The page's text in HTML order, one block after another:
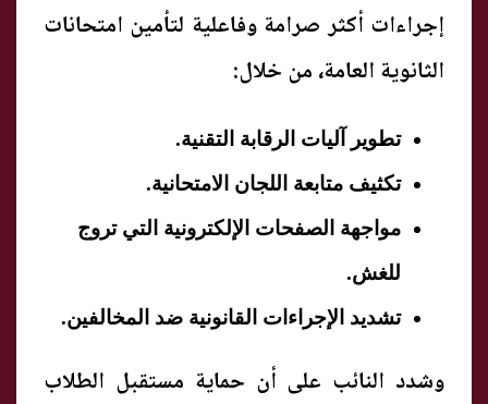
إجراءات أكثر صرامة وفاعلية لتأمين امتحانات
الثانوية العامة، من خلال:
تطوير آليات الرقابة التقنية.
تكثيف متابعة اللجان الامتحانية.
مواجهة الصفحات الإلكترونية التي تروج
للغش.
تشديد الإجراءات القانونية ضد المخالفين.
وشدد النائب على أن حماية مستقبل الطلاب